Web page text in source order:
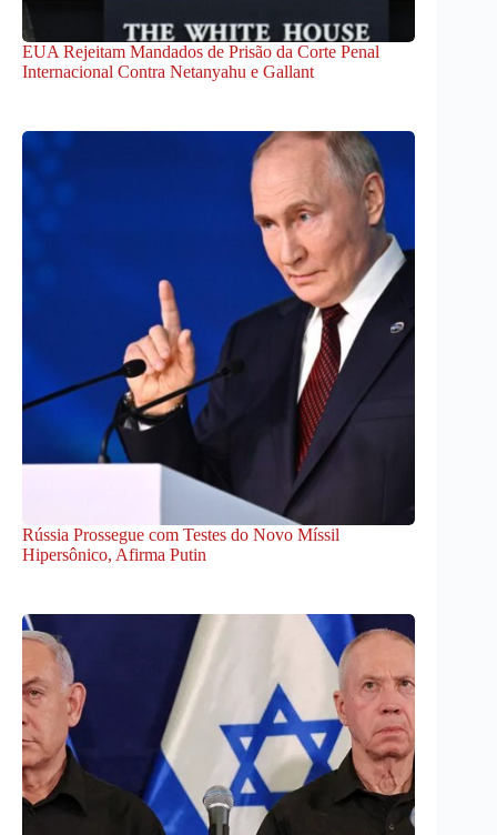
EUA Rejeitam Mandados de Prisão da Corte Penal
Internacional Contra Netanyahu e Gallant
Rússia Prossegue com Testes do Novo Míssil
Hipersônico, Afirma Putin